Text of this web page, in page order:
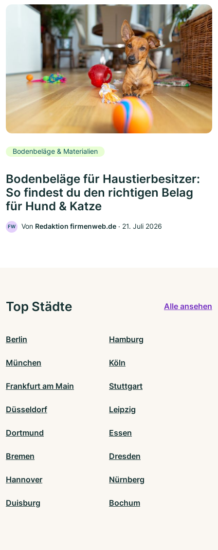
Bodenbeläge & Materialien
Bodenbeläge für Haustierbesitzer:
So findest du den richtigen Belag
für Hund & Katze
FW Von Redaktion firmenweb.de ‧ 21. Juli 2026
Top Städte Alle ansehen
Berlin Hamburg
München Köln
Frankfurt am Main Stuttgart
Düsseldorf Leipzig
Dortmund Essen
Bremen Dresden
Hannover Nürnberg
Duisburg Bochum